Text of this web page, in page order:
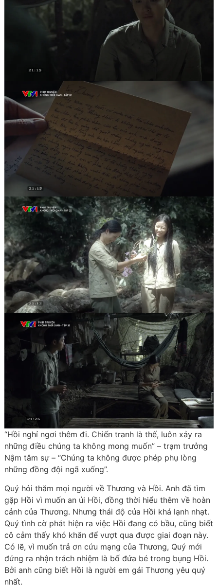
“Hồi nghỉ ngơi thêm đi. Chiến tranh là thế, luôn xảy ra
những điều chúng ta không mong muốn” – trạm trưởng
Nậm tâm sự – “Chúng ta không được phép phụ lòng
những đồng đội ngã xuống”.
Quý hỏi thăm mọi người về Thương và Hồi. Anh đã tìm
gặp Hồi vì muốn an ủi Hồi, đồng thời hiểu thêm về hoàn
cảnh của Thương. Nhưng thái độ của Hồi khá lạnh nhạt.
Quý tình cờ phát hiện ra việc Hồi đang có bầu, cũng biết
cô cảm thấy khó khăn để vượt qua được giai đoạn này.
Có lẽ, vì muốn trả ơn cứu mạng của Thương, Quý mới
đứng ra nhận trách nhiệm là bố đứa bé trong bụng Hồi.
Bởi anh cũng biết Hồi là người em gái Thương yêu quý
nhất.